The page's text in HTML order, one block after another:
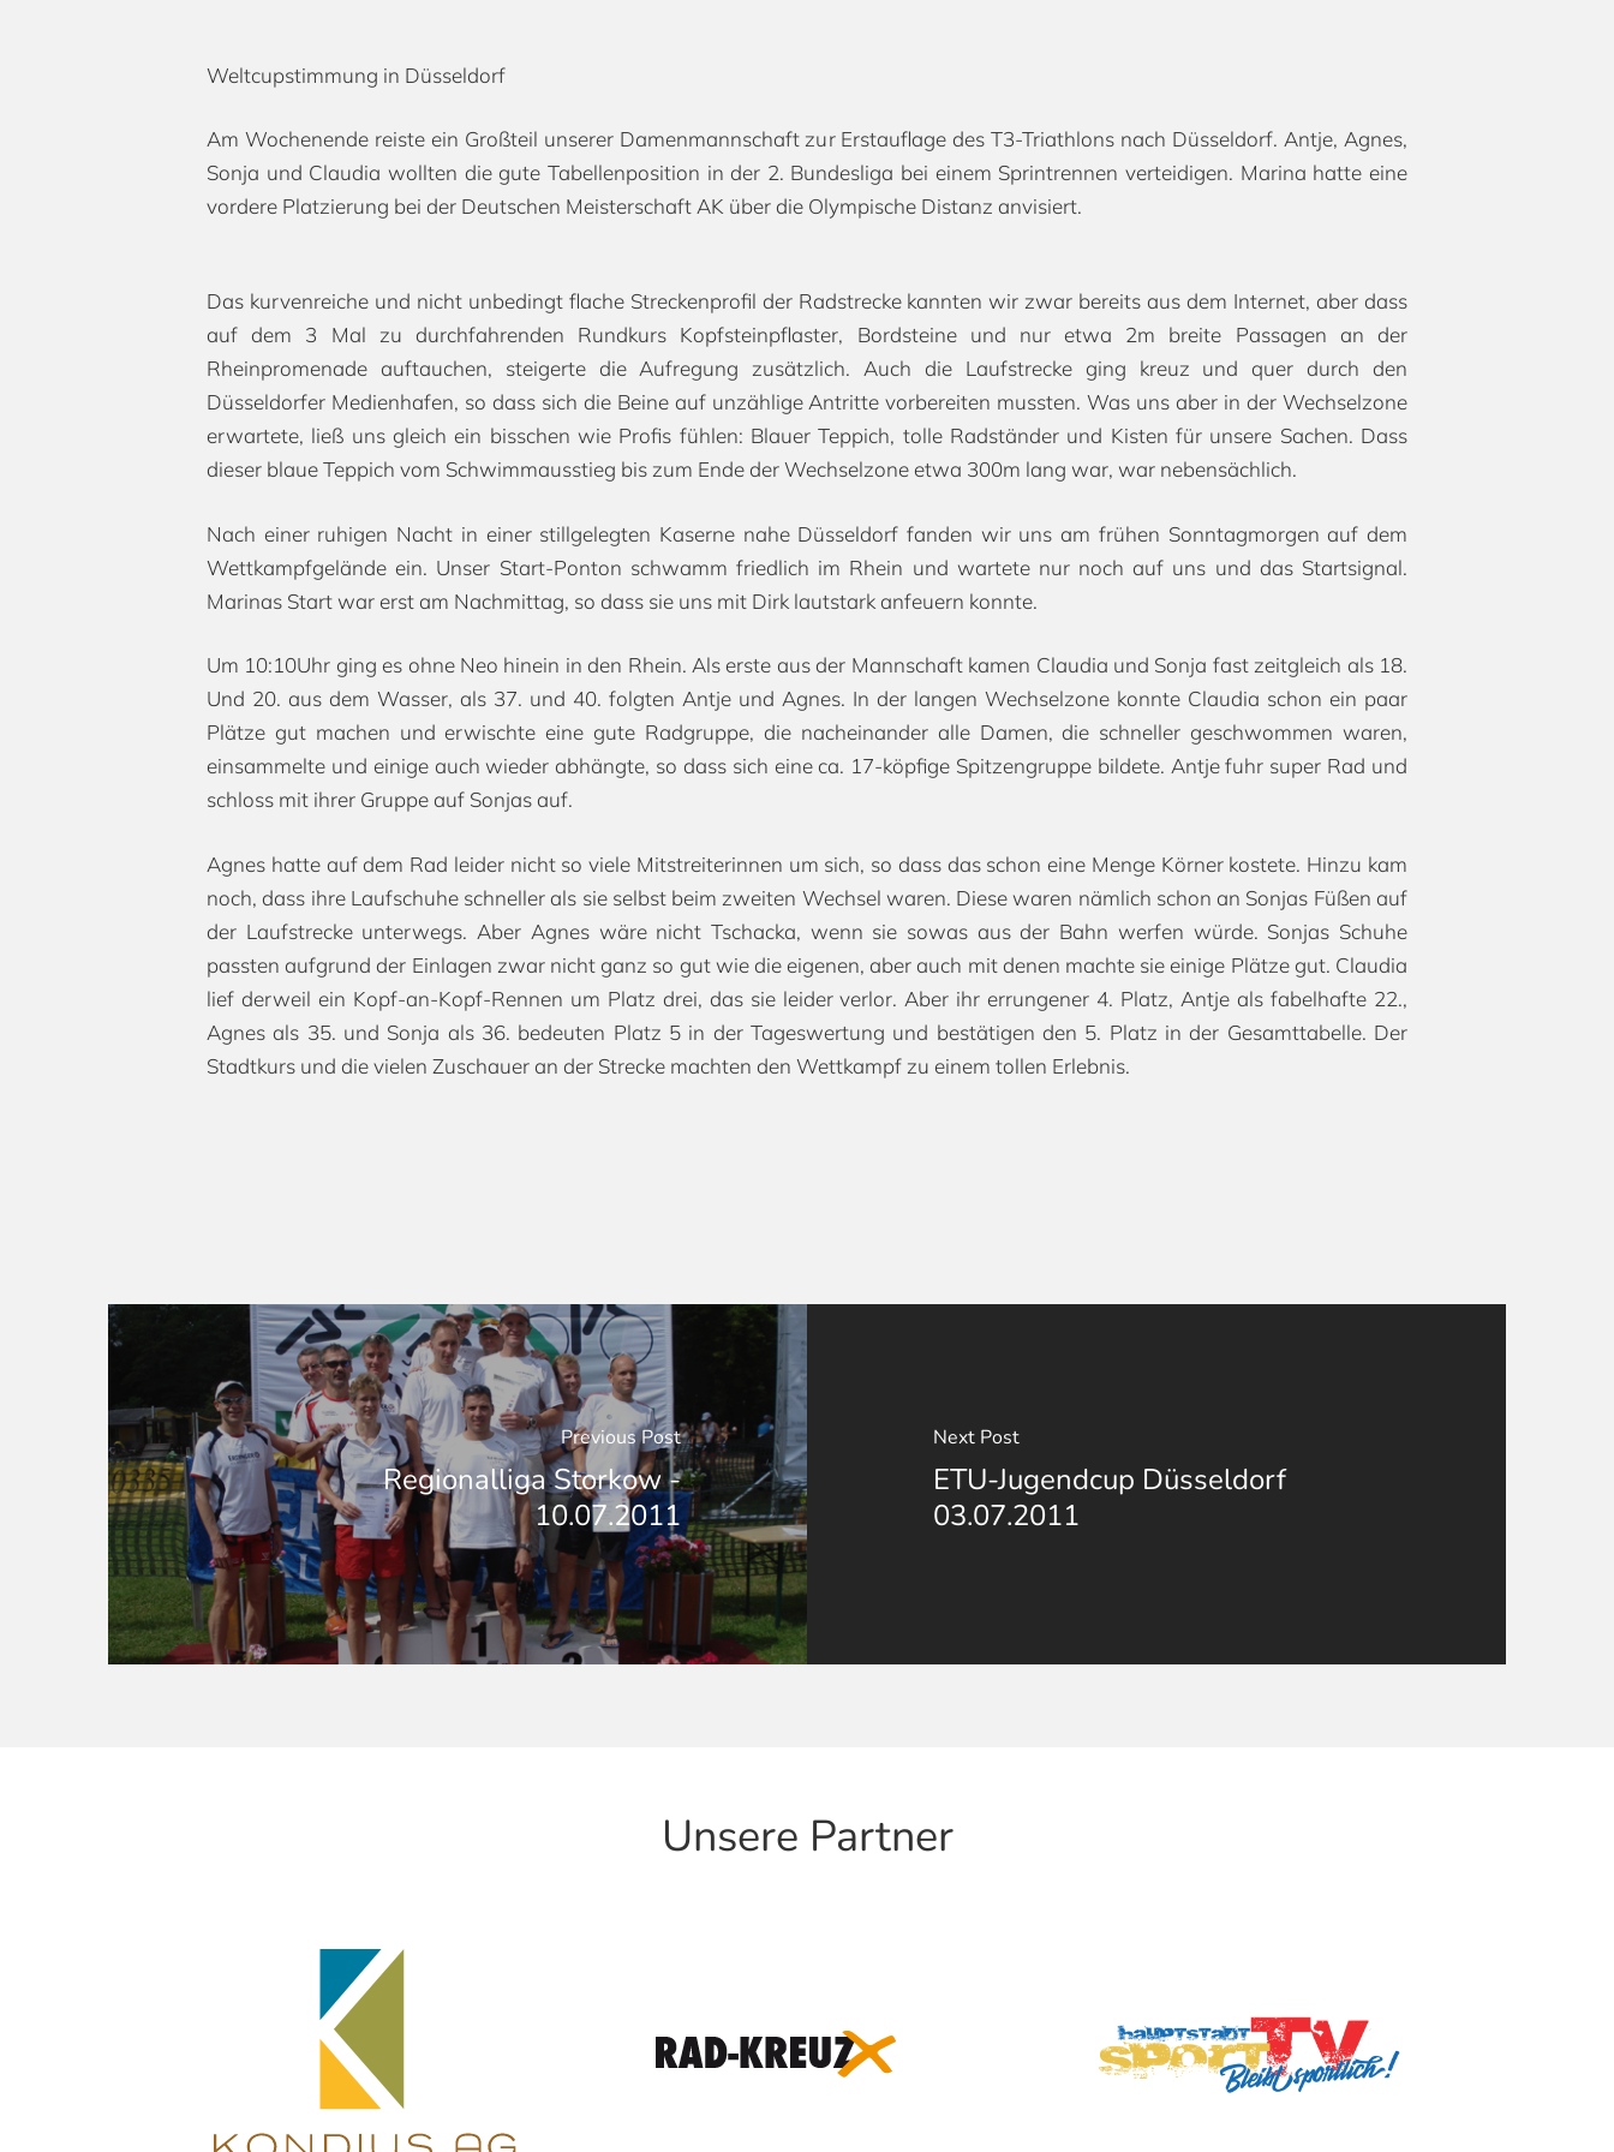
Hit enter to search or ESC to close
Weltcupstimmung in Düsseldorf
Am Wochenende reiste ein Großteil unserer Damenmannschaft zur Erstauflage des T3-Triathlons nach Düsseldorf. Antje, Agnes,
Sonja und Claudia wollten die gute Tabellenposition in der 2. Bundesliga bei einem Sprintrennen verteidigen. Marina hatte eine
vordere Platzierung bei der Deutschen Meisterschaft AK über die Olympische Distanz anvisiert.
Das kurvenreiche und nicht unbedingt flache Streckenprofil der Radstrecke kannten wir zwar bereits aus dem Internet, aber dass
auf dem 3 Mal zu durchfahrenden Rundkurs Kopfsteinpflaster, Bordsteine und nur etwa 2m breite Passagen an der
Rheinpromenade auftauchen, steigerte die Aufregung zusätzlich. Auch die Laufstrecke ging kreuz und quer durch den
Düsseldorfer Medienhafen, so dass sich die Beine auf unzählige Antritte vorbereiten mussten. Was uns aber in der Wechselzone
erwartete, ließ uns gleich ein bisschen wie Profis fühlen: Blauer Teppich, tolle Radständer und Kisten für unsere Sachen. Dass
dieser blaue Teppich vom Schwimmausstieg bis zum Ende der Wechselzone etwa 300m lang war, war nebensächlich.
Nach einer ruhigen Nacht in einer stillgelegten Kaserne nahe Düsseldorf fanden wir uns am frühen Sonntagmorgen auf dem
Wettkampfgelände ein. Unser Start-Ponton schwamm friedlich im Rhein und wartete nur noch auf uns und das Startsignal.
Marinas Start war erst am Nachmittag, so dass sie uns mit Dirk lautstark anfeuern konnte.
Um 10:10Uhr ging es ohne Neo hinein in den Rhein. Als erste aus der Mannschaft kamen Claudia und Sonja fast zeitgleich als 18.
Und 20. aus dem Wasser, als 37. und 40. folgten Antje und Agnes. In der langen Wechselzone konnte Claudia schon ein paar
Plätze gut machen und erwischte eine gute Radgruppe, die nacheinander alle Damen, die schneller geschwommen waren,
einsammelte und einige auch wieder abhängte, so dass sich eine ca. 17-köpfige Spitzengruppe bildete. Antje fuhr super Rad und
schloss mit ihrer Gruppe auf Sonjas auf.
Agnes hatte auf dem Rad leider nicht so viele Mitstreiterinnen um sich, so dass das schon eine Menge Körner kostete. Hinzu kam
noch, dass ihre Laufschuhe schneller als sie selbst beim zweiten Wechsel waren. Diese waren nämlich schon an Sonjas Füßen auf
der Laufstrecke unterwegs. Aber Agnes wäre nicht Tschacka, wenn sie sowas aus der Bahn werfen würde. Sonjas Schuhe
passten aufgrund der Einlagen zwar nicht ganz so gut wie die eigenen, aber auch mit denen machte sie einige Plätze gut. Claudia
lief derweil ein Kopf-an-Kopf-Rennen um Platz drei, das sie leider verlor. Aber ihr errungener 4. Platz, Antje als fabelhafte 22.,
Agnes als 35. und Sonja als 36. bedeuten Platz 5 in der Tageswertung und bestätigen den 5. Platz in der Gesamttabelle. Der
Stadtkurs und die vielen Zuschauer an der Strecke machten den Wettkampf zu einem tollen Erlebnis.
Previous Post
Regionalliga Storkow -
10.07.2011
Next Post
ETU-Jugendcup Düsseldorf
03.07.2011
Unsere Partner